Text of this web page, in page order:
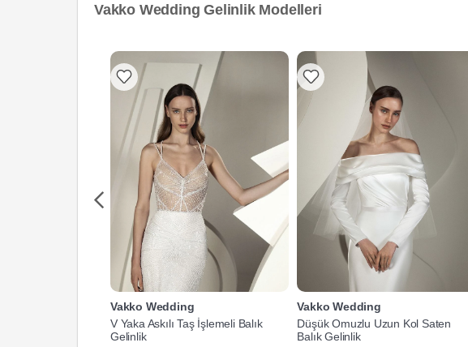
Vakko Wedding Gelinlik Modelleri
Vakko Wedding
V Yaka Askılı Taş İşlemeli Balık
Gelinlik
Vakko Wedding
Düşük Omuzlu Uzun Kol Saten
Balık Gelinlik